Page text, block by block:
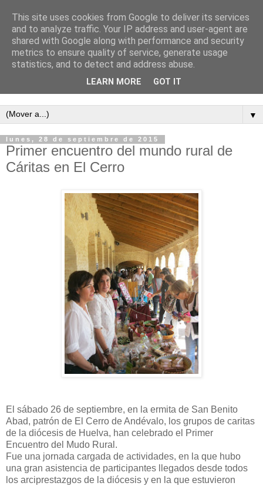
Semanario independiente de Calañas
▼
lunes, 28 de septiembre de 2015
Primer encuentro del mundo rural de
Cáritas en El Cerro
El sábado 26 de septiembre, en la ermita de San Benito
Abad, patrón de El Cerro de Andévalo, los grupos de caritas
de la diócesis de Huelva, han celebrado el Primer
Encuentro del Mudo Rural.
Fue una jornada cargada de actividades, en la que hubo
una gran asistencia de participantes llegados desde todos
los arciprestazgos de la diócesis y en la que estuvieron
This site uses cookies from Google to deliver its services
and to analyze traffic. Your IP address and user-agent are
shared with Google along with performance and security
metrics to ensure quality of service, generate usage
statistics, and to detect and address abuse.
LEARN MORE GOT IT